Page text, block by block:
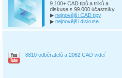
9.100+ CAD tipů a triků a
diskuse s 99.000 účastníky
▶ nejnovější CAD tipy
▶ nejnovější diskuse
8810 odběratelů a 2062 CAD videí